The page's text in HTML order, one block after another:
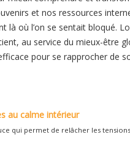
et nos ressources
où l’on se sentait bloqué.
au service du mieux-être
pour se rapprocher de
au calme intérieur
qui permet de relâcher les